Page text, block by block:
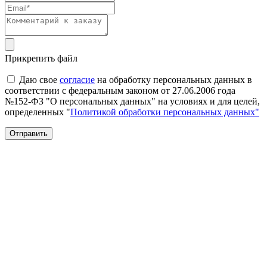
Прикрепить файл
Даю свое согласие на обработку персональных данных в
соответствии с федеральным законом от 27.06.2006 года
№152-ФЗ "О персональных данных" на условиях и для целей,
определенных "Политикой обработки персональных данных"
Отправить